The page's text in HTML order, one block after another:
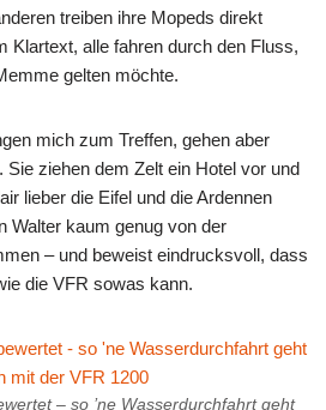
treiben ihre Mopeds direkt
Klartext, alle fahren durch den Fluss,
gelten möchte.
mich zum Treffen, gehen aber
Sie ziehen dem Zelt ein Hotel vor und
lieber die Eifel und die Ardennen
Walter kaum genug von der
– und beweist eindrucksvoll, dass
die VFR sowas kann.
– so ’ne Wasserdurchfahrt geht